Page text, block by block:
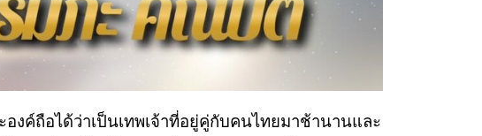
งค์ถือได้ว่าเป็นเทพเจ้าที่อยู่คู่กับคนไทยมาช้านานและ